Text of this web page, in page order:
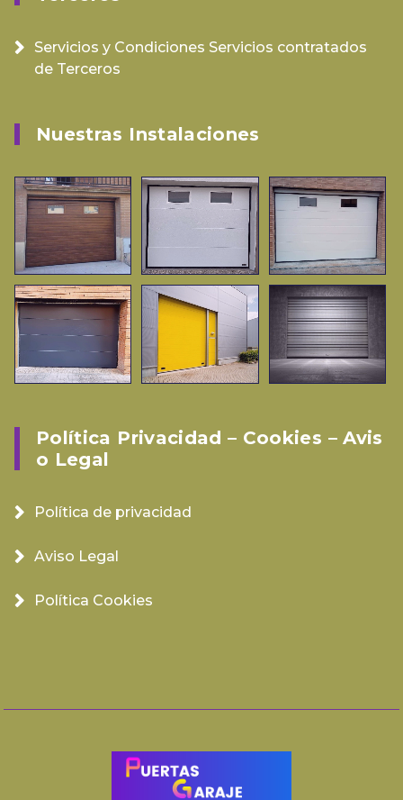
Servicios y Condiciones Servicios contratados
de Terceros
Nuestras Instalaciones
Política Privacidad – Cookies – Avis
O Legal
Política de privacidad
Aviso Legal
Política Cookies